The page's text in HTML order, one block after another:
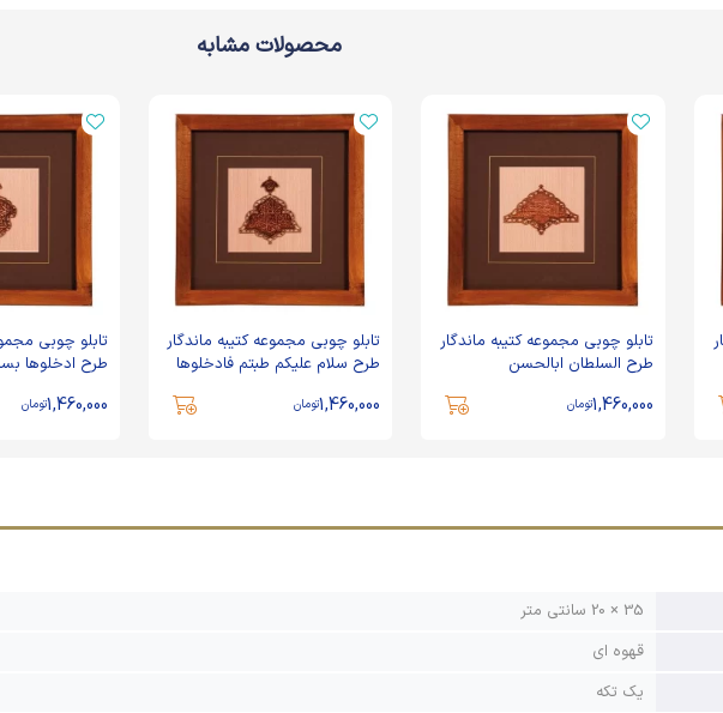
محصولات مشابه
تابلو چوبی مجموعه کتیبه ماندگار
طرح السلطان ابالحسن
1,460,000تومان
تابلو چوبی مجموعه کتیبه ماندگار
طرح سلام عليكم طبتم فادخلوها
1,460,000تومان
تابلو چوبی
طرح ادخلوها
1,460,000تومان
35 × 20 سانتی متر
قهوه ای
یک تکه